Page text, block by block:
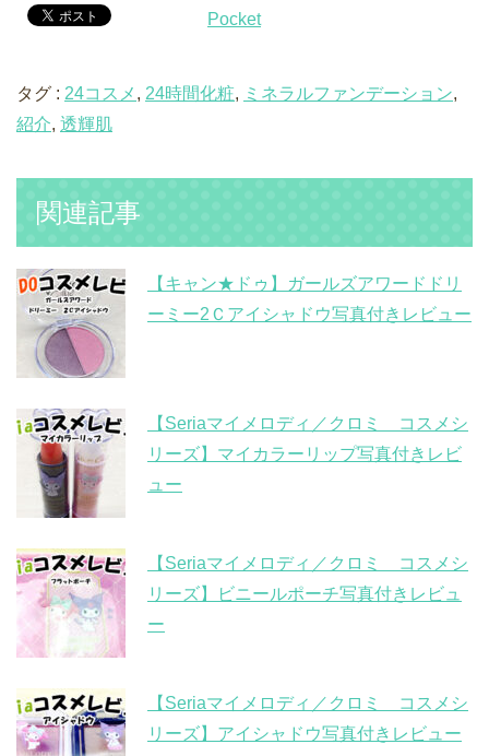
Pocket
タグ : 24コスメ , 24時間化粧, ミネラルファンデーション,
紹介, 透輝肌
関連記事
【キャン★ドゥ】ガールズアワードドリ
ーミー2Ｃアイシャドウ写真付きレビュー
【Seriaマイメロディ／クロミ コスメシ
リーズ】マイカラーリップ写真付きレビ
ュー
【Seriaマイメロディ／クロミ コスメシ
リーズ】ビニールポーチ写真付きレビュ
ー
【Seriaマイメロディ／クロミ コスメシ
リーズ】アイシャドウ写真付きレビュー